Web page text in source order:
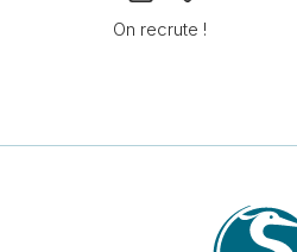
On recrute !